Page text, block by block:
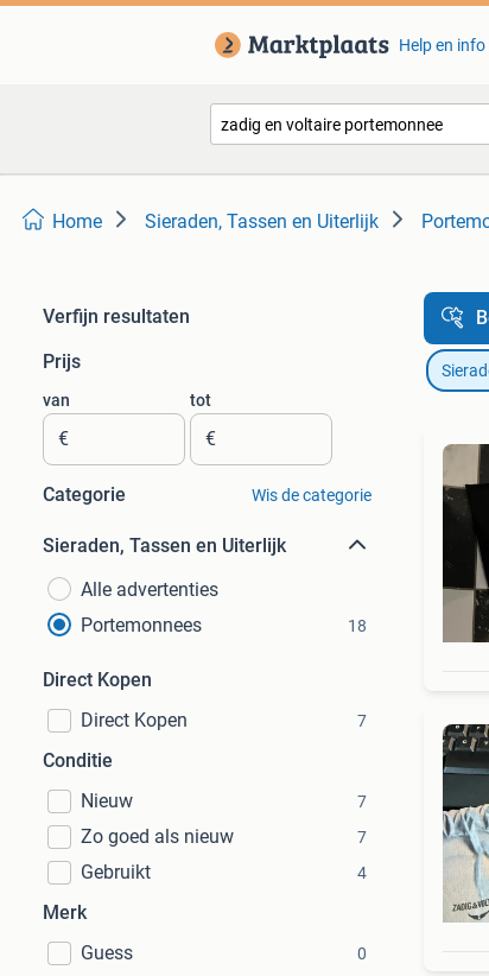
Help en info
Home Sieraden, Tassen en Uiterlijk
Verfijn resultaten
Prijs
van
€
tot
€
Categorie Wis de categorie
Sieraden, Tassen en Uiterlijk
Alle advertenties
Portemonnees
18
Direct Kopen
Direct Kopen
7
Conditie
Nieuw
7
Zo goed als nieuw 7
Gebruikt 4
Merk
Guess
0